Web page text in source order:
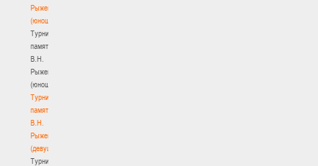
Рыженкова
(юноши)
Турнир
памяти
В.Н.
Рыженкова
(юноши)
Турнир
памяти
В.Н.
Рыженкова
(девушки)
Турнир